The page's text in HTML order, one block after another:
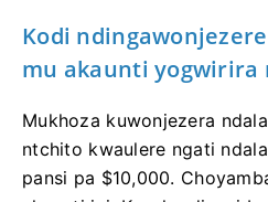
Kodi
mu akaunti yogwirira
Mukhoza kuwonjezera
ntchito kwaulere ngati
pansi pa $10,000.